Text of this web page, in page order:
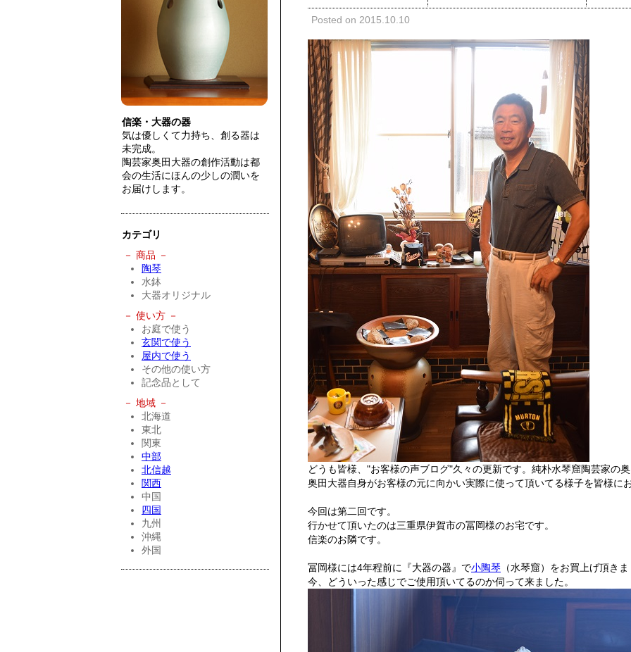
Posted on 2015.10.10
どうも皆様、"お客様の声ブログ"久々の更新です。純朴水琴窟陶芸家の奥
奥田大器自身がお客様の元に向かい実際に使って頂いてる様子を皆様に
今回は第二回です。
行かせて頂いたのは三重県伊賀市の冨岡様のお宅です。
信楽のお隣です。
冨岡様には4年程前に『大器の器』で小陶琴 （水琴窟）をお買上げ頂きま
今、どういった感じでご使用頂いてるのか伺って来ました。
信楽・大器の器
気は優しくて力持ち、創る器は
未完成。
陶芸家奥田大器の創作活動は都
会の生活にほんの少しの潤いを
お届けします。
カテゴリ
－ 商品 －
陶琴
水鉢
大器オリジナル
－ 使い方 －
お庭で使う
玄関で使う
屋内で使う
その他の使い方
記念品として
－ 地域 －
北海道
東北
関東
中部
北信越
関西
中国
四国
九州
沖縄
外国